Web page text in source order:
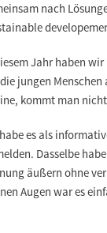
nach
Jahr haben
jungen
kommt man
es als
Dasselbe
äußern ohne
Augen war es